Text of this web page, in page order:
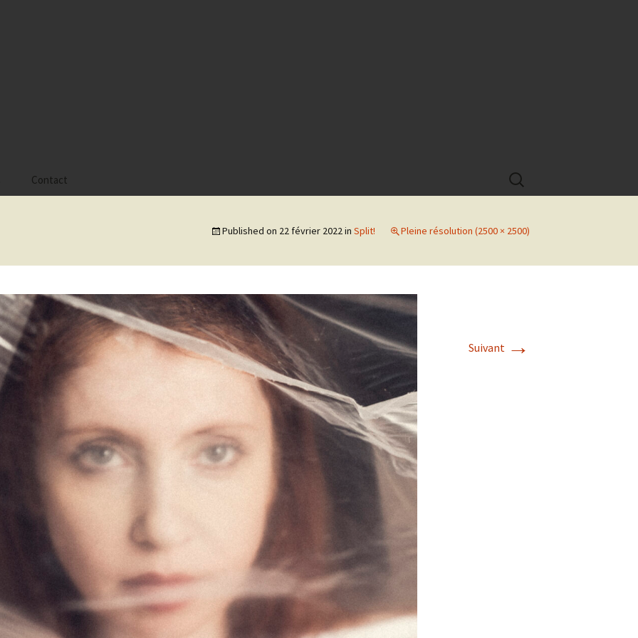
Mac Gregor
Contact
Rechercher :
Published on 22 février 2022in Split! Pleine résolution (2500 × 2500)
Suivant →